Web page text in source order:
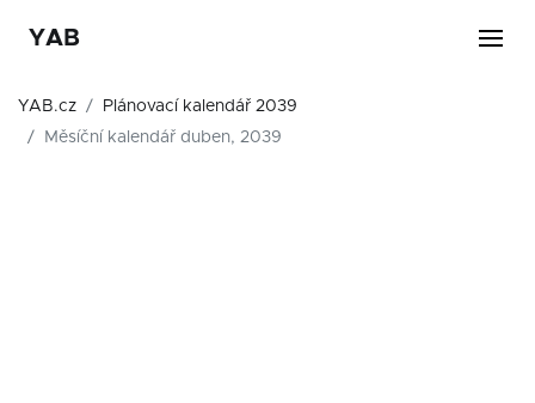
YAB
YAB.cz
Plánovací kalendář 2039
Měsíční kalendář duben, 2039